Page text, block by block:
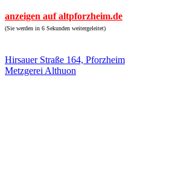
anzeigen auf altpforzheim.de
(Sie werden in 6 Sekunden weitergeleitet)
Hirsauer Straße 164, Pforzheim
Metzgerei Althuon